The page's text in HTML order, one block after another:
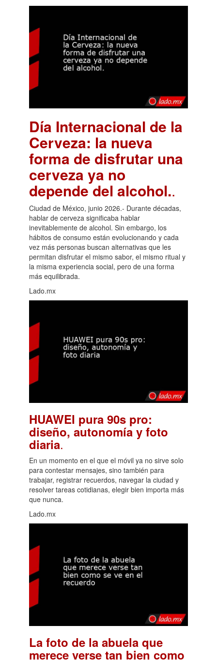
Día Internacional de la
Cerveza: la nueva
forma de disfrutar una
cerveza ya no
depende del alcohol..
Ciudad de México, junio 2026.- Durante décadas,
hablar de cerveza significaba hablar
inevitablemente de alcohol. Sin embargo, los
hábitos de consumo están evolucionando y cada
vez más personas buscan alternativas que les
permitan disfrutar el mismo sabor, el mismo ritual y
la misma experiencia social, pero de una forma
más equilibrada.
Lado.mx
HUAWEI pura 90s pro:
diseño, autonomía y foto
diaria.
En un momento en el que el móvil ya no sirve solo
para contestar mensajes, sino también para
trabajar, registrar recuerdos, navegar la ciudad y
resolver tareas cotidianas, elegir bien importa más
que nunca.
Lado.mx
La foto de la abuela que
merece verse tan bien como